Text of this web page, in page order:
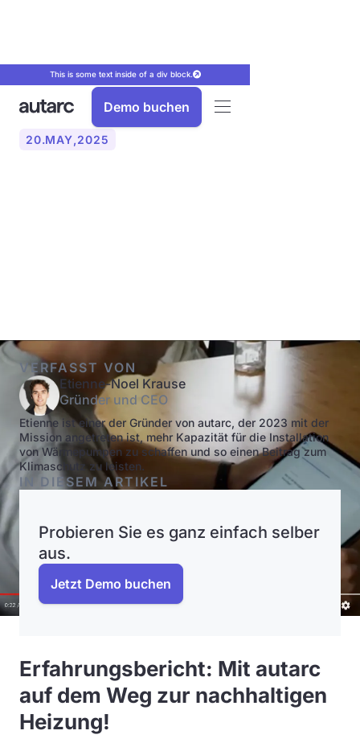
This is some text inside of a div block.
Demo buchen
20.MAY,2025
VERFASST VON
Etienne-Noel Krause
Gründer und CEO
Etienne ist einer der Gründer von autarc, der 2023 mit der
Mission angetreten ist, mehr Kapazität für die Installation
von Wärmepumpen zu schaffen und so einen Beitrag zum
Klimaschutz zu leisten.
IN DIESEM ARTIKEL
Probieren Sie es ganz einfach selber
aus.
Jetzt Demo buchen
Erfahrungsbericht: Mit autarc
auf dem Weg zur nachhaltigen
Heizung!